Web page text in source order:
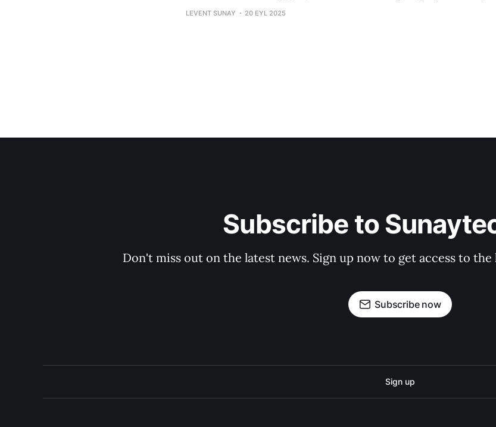
altındaki iddialar ve destekleyici argümanları Türkçe olarak açıklanmıştır. 1. Giriş ve
LEVENT SUNAY 20 EYL 2025
Subscribe to
Don't miss out on the latest news. Sign up now to get access to
Subscribe now
Sign up